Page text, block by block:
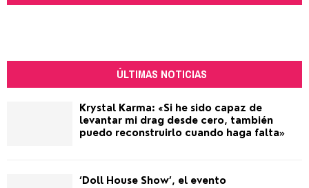
ÚLTIMAS NOTICIAS
Krystal Karma: «Si he sido capaz de
levantar mi drag desde cero, también
puedo reconstruirlo cuando haga falta»
‘Doll House Show’, el evento